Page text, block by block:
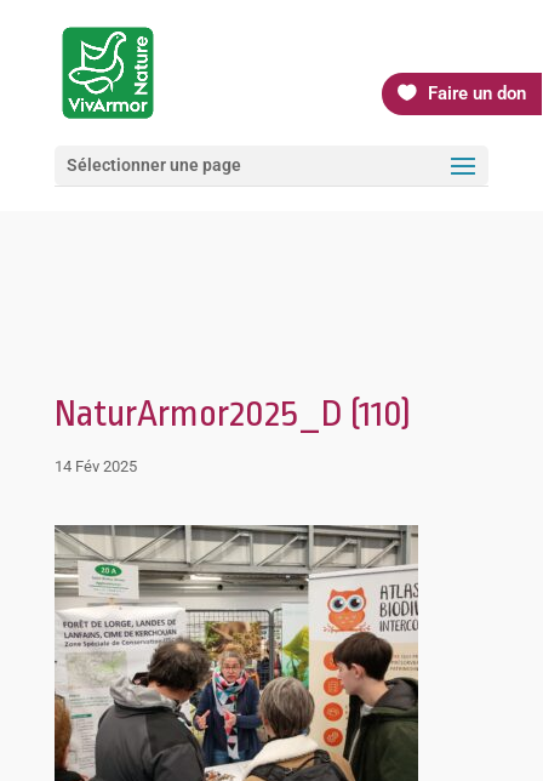
Faire un don
Sélectionner une page
NaturArmor2025_D (110)
14 Fév 2025